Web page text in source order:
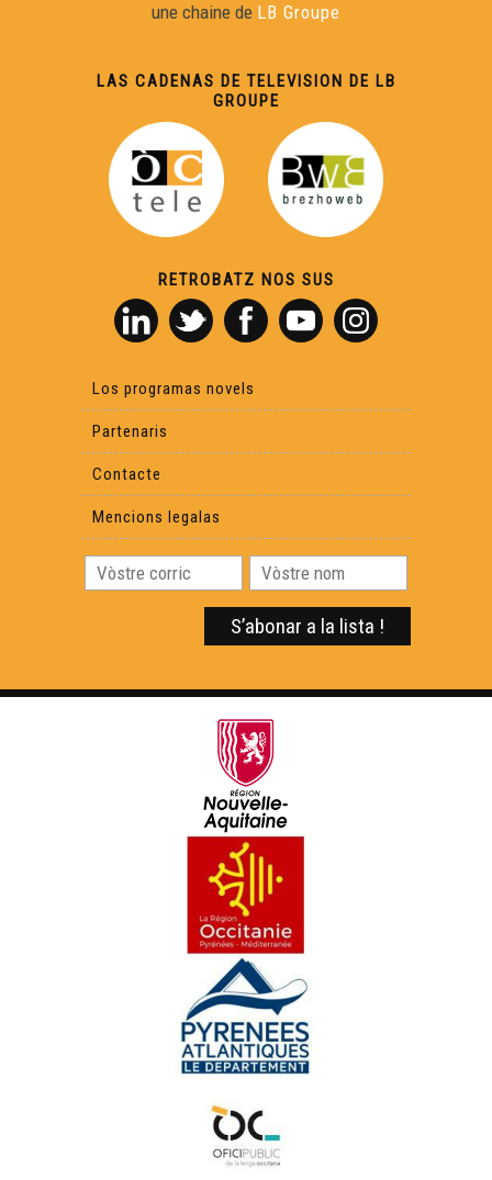
PELDRÚT - Ai bolegui - Musica (Live Session)
MARILIS ORIONAA - La mauvoluda - Musica
MARILIS ORIONAA - Que't balharèi la man - Musica (Live
Session)
Barrut - Mascarada (clip oficiau)
ARAB'ÒC 2023 - 11'BOUGE - Qui siás - Musica
2023) - Musica
CxK - Lo mèrlhe (Concèrt live a Hestiv'Òc 2023) - Musica
COCANHA - Suu camin de Sent Jacques (Concèrt live a
Hestiv'Òc 2023) - Musica
LUTZ EN CAMIN - Bestiari (Concèrt live a Hestiv'Òc
NEOMAK - XXI. Mendekua (Concèrt live a Hestiv'Òc
ITACA BAND - Com una bala (Concèrt live a Hestiv'Òc
2023) - Musica
LUTZ EN CAMIN - Bestiari - Musica
BLUETAS - Courantes - Musica
BLUETAS - Valse - Musica
BLUETAS - Chants de noce - Musica
une chaine de LB Groupe
LAS CADENAS DE TELEVISION DE LB
GROUPE
RETROBATZ NOS SUS
Los programas novels
Partenaris
Contacte
Mencions legalas